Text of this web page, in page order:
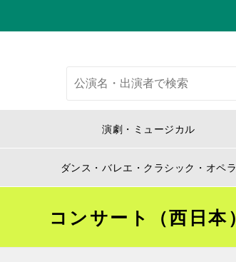
演劇・ミュージカル
ダンス・バレエ・クラシック・オペラ
コンサート（西日本）